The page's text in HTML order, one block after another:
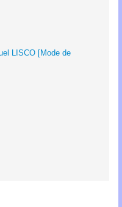
LISCO [Mode de